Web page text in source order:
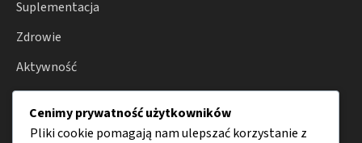
Suplementacja
Zdrowie
Aktywność
Lifestyle
Porady
Cenimy prywatność użytkowników
Pliki cookie pomagają nam ulepszać korzystanie z